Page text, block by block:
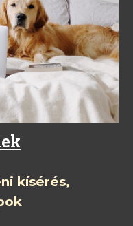
kísérés,